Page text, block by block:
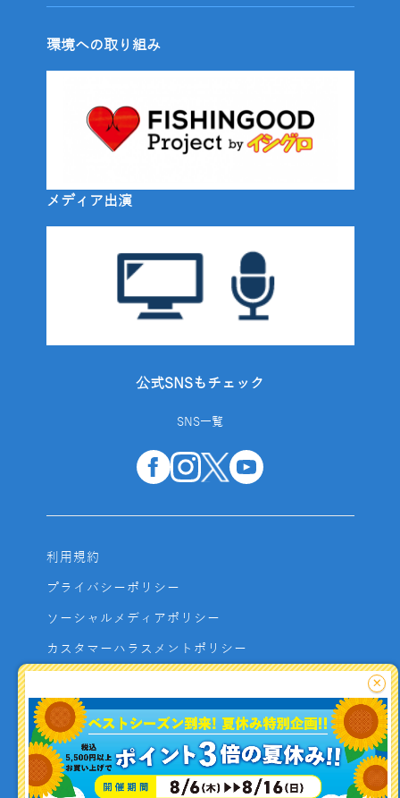
環境への取り組み
メディア出演
公式SNSもチェック
SNS一覧
利用規約
プライバシーポリシー
ソーシャルメディアポリシー
カスタマーハラスメントポリシー
よくあるご質問
お問い合わせ
利用者資金の保全方法
×